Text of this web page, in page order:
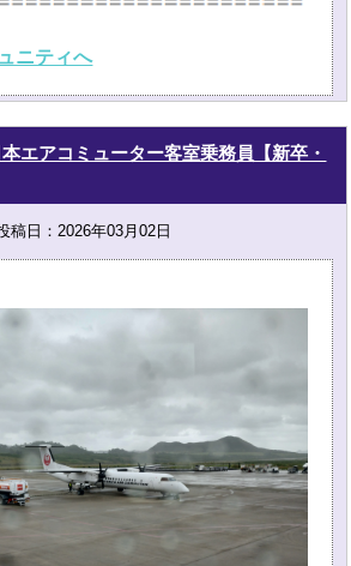
ニティへ
本エアコミューター客室乗務員【新卒・
稿日：2026年03月02日